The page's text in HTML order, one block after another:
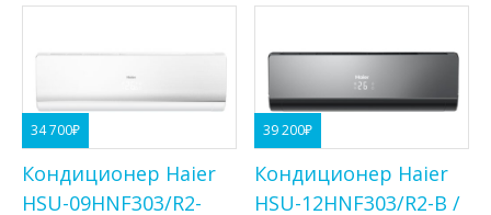
34 700₽
Кондиционер Haier
HSU-09HNF303/R2-
39 200₽
Кондиционер Haier
HSU-12HNF303/R2-B /